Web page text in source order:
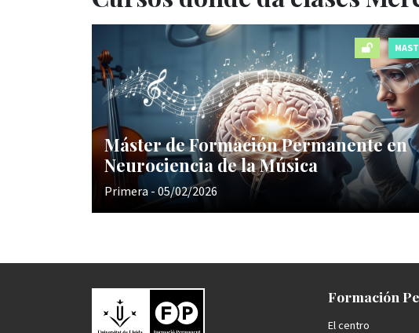
Máster de Formación Permanente en
Neurociencia de la Música
Primera - 05/02/2026
Formación
El centro